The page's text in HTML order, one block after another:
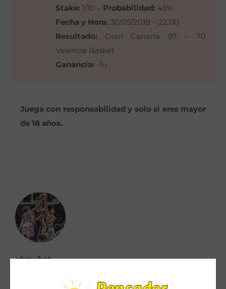
Stake: 1/10 – Probabilidad: 45%
Fecha y Hora: 30/05/2018 – 22:00
Resultado: Gran Canaria 97 – 70
Valencia Basket
Ganancia: -1u
Juega con responsabilidad y solo si eres mayor
de 18 años.
ohmybet
https://www.pensadordeapuestas.com || Contacto: